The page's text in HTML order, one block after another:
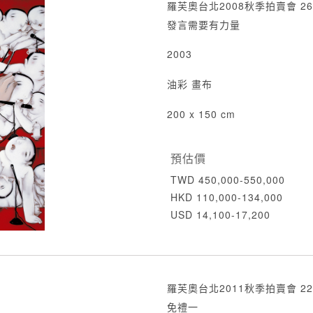
羅芙奧台北2008秋季拍賣會
發言需要有力量
2003
油彩 畫布
200 x 150 cm
預估價
TWD 450,000-550,000
HKD 110,000-134,000
USD 14,100-17,200
羅芙奧台北2011秋季拍賣會
免禮一